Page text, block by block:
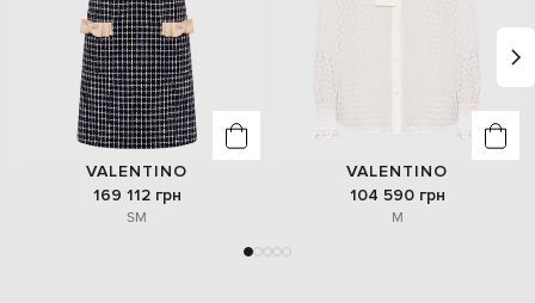
VALENTINO
169 112 грн
SM
VALENTINO
104 590 грн
M